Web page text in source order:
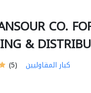
CO.
&
(5) كبار المقاوليين